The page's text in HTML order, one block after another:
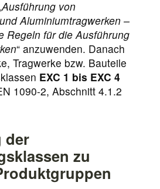
Ausführung von
Aluminiumtragwerken –
Regeln für die Ausführung
“ anzuwenden. Danach
Tragwerke bzw. Bauteile
EXC 1 bis EXC 4
1090-2, Abschnitt 4.1.2
der
zu